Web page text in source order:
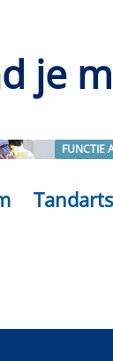
je
FUNCTIE
Tandarts